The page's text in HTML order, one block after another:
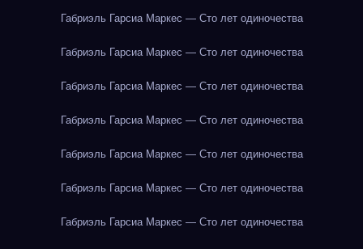
Габриэль Гарсиа Маркес — Сто лет одиночества
Габриэль Гарсиа Маркес — Сто лет одиночества
Габриэль Гарсиа Маркес — Сто лет одиночества
Габриэль Гарсиа Маркес — Сто лет одиночества
Габриэль Гарсиа Маркес — Сто лет одиночества
Габриэль Гарсиа Маркес — Сто лет одиночества
Габриэль Гарсиа Маркес — Сто лет одиночества